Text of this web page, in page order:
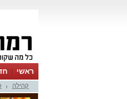
ראשי
ווטסאפ
קהילה